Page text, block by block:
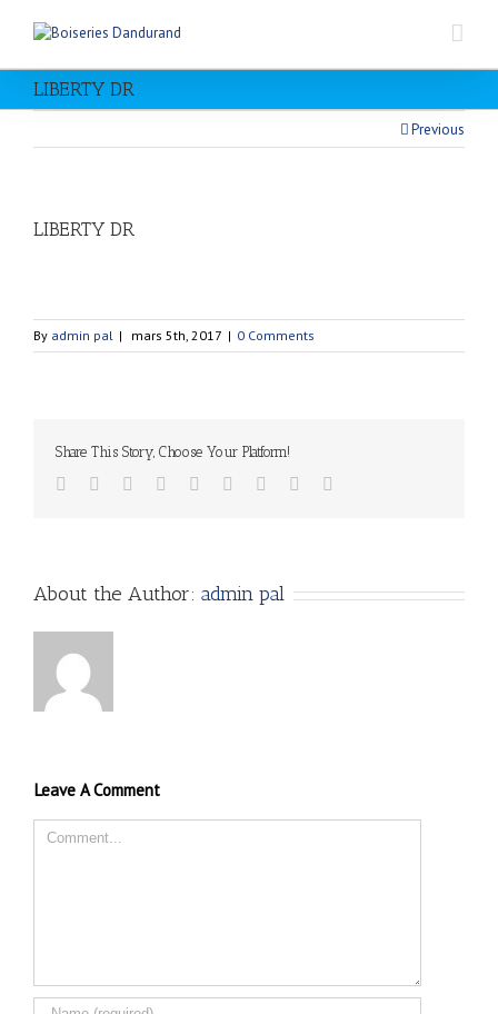
LIBERTY DR
Previous
LIBERTY DR
By admin pal | mars 5th, 2017 | 0 Comments
Share This Story, Choose Your Platform!
Facebook
TwitterLinkedin
Reddit TumblrGoogle+Pinterest
About the Author: admin pal
Leave A Comment
Comment